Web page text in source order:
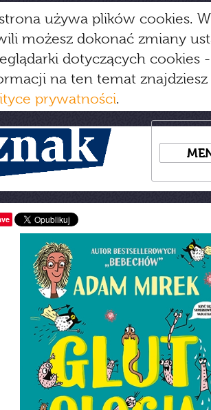
używa plików cookies.
możesz dokonać zmiany
dotyczących cookies
na ten temat
prywatności.